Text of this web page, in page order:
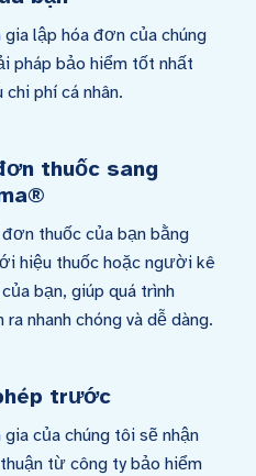
lập hóa đơn của chúng
pháp bảo hiểm tốt nhất
phí cá nhân.
thuốc sang
thuốc của bạn bằng
hiệu thuốc hoặc người kê
bạn, giúp quá trình
nhanh chóng và dễ dàng.
trước
của chúng tôi sẽ nhận
từ công ty bảo hiểm